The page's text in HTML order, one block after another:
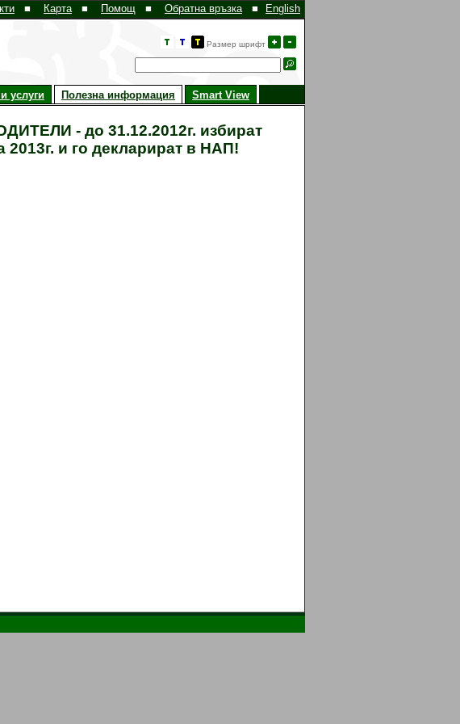
English
■ Карта ■ Помощ ■ Обратна връзка ■
Размер шрифт
услуги Полезна информация Smart View
- до 31.12.2012г. избират
2013г. и го декларират в НАП!